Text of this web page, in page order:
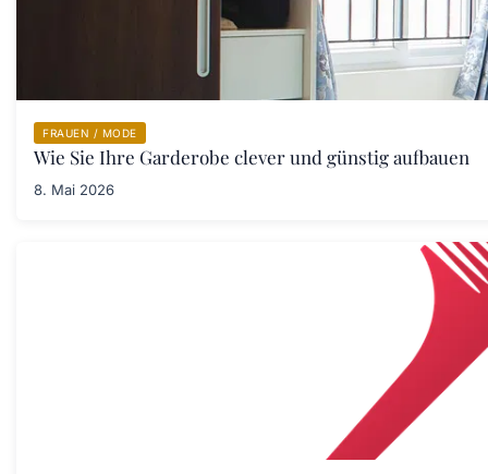
FRAUEN / MODE
Wie Sie Ihre Garderobe clever und günstig aufbauen
8. Mai 2026